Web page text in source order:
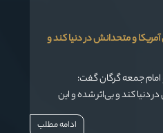
و متحدانش در دنیا کند و
امام جمعه گرگان گفت:
دنیا کند و بی‌اثر شده و این
تحریم‌ دست و پنجه نرم می‌کند.
ادامه مطلب